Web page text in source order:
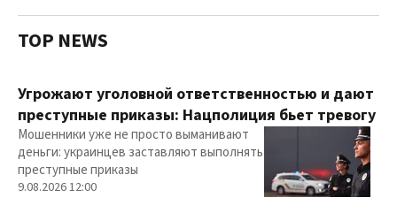
TOP NEWS
Угрожают уголовной ответственностью и дают
преступные приказы: Нацполиция бьет тревогу
Мошенники уже не просто выманивают
деньги: украинцев заставляют выполнять
преступные приказы
9.08.2026 12:00